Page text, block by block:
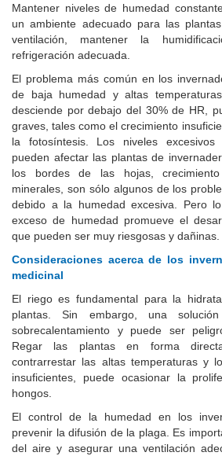
Mantener niveles de humedad
un ambiente adecuado para las
ventilación, mantener la
refrigeración adecuada.
El problema más común en los
de baja humedad y altas
desciende por debajo del 30% de HR,
graves, tales como el crecimiento
la fotosíntesis. Los niveles
pueden afectar las plantas de
los bordes de las hojas,
minerales, son sólo algunos de los
debido a la humedad excesiva. Pero
exceso de humedad promueve el
que pueden ser muy riesgosas y dañinas.
Consideraciones acerca de los
medicinal
El riego es fundamental para la
plantas.Sin embargo, una
sobrecalentamiento y puede ser
Regar las plantas en forma
contrarrestar las altas temperaturas y
insuficientes, puede ocasionar la
hongos.
El control de la humedad en los
prevenir la difusión de la plaga. Es
del aire y asegurar una ventilación